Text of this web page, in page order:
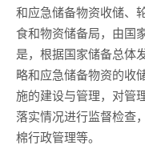
和应急储备物资收储、
食和物资储备局，由国
是，根据国家储备总体
略和应急储备物资的收
施的建设与管理，对管
落实情况进行监督检查
棉行政管理等。